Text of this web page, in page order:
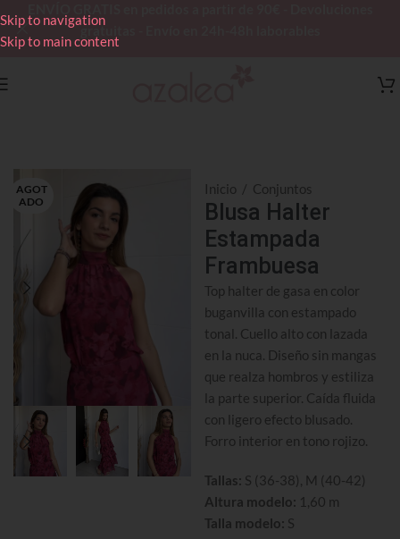
Skip to navigation
Skip to main content
gratuitas - Envío en 24h-48h laborables
AGOT
ADO
Inicio / Conjuntos
Blusa Halter
Estampada
Frambuesa
Top halter de gasa en color
buganvilla con estampado
tonal. Cuello alto con lazada
en la nuca. Diseño sin mangas
que realza hombros y estiliza
la parte superior. Caída fluida
con ligero efecto blusado.
Forro interior en tono rojizo.
Tallas: S (36-38), M (40-42)
Altura modelo: 1,60 m
Talla modelo: S